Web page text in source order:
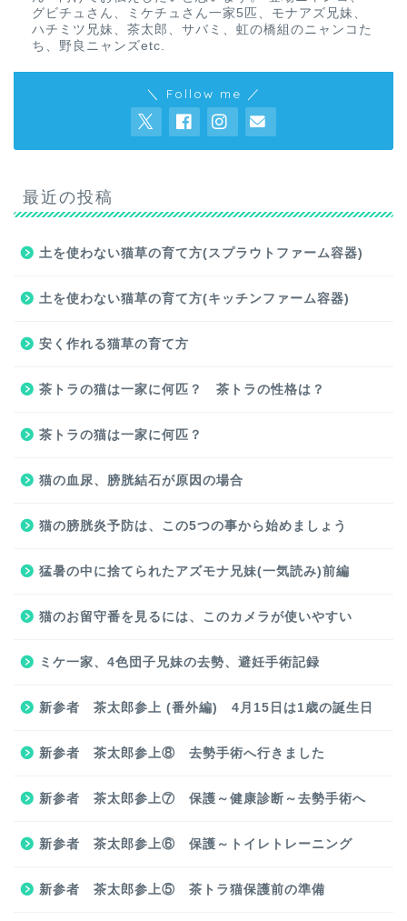
グビチュさん、ミケチュさん一家5匹、モナアズ兄妹、
ハチミツ兄妹、茶太郎、サバミ、虹の橋組のニャンコた
ち、野良ニャンズetc.
＼ Follow me ／
最近の投稿
土を使わない猫草の育て方(スプラウトファーム容器)
土を使わない猫草の育て方(キッチンファーム容器)
安く作れる猫草の育て方
茶トラの猫は一家に何匹？ 茶トラの性格は？
茶トラの猫は一家に何匹？
猫の血尿、膀胱結石が原因の場合
猫の膀胱炎予防は、この5つの事から始めましょう
猛暑の中に捨てられたアズモナ兄妹(一気読み)前編
猫のお留守番を見るには、このカメラが使いやすい
ミケ一家、4色団子兄妹の去勢、避妊手術記録
新参者 茶太郎参上 (番外編) 4月15日は1歳の誕生日
新参者 茶太郎参上⑧ 去勢手術へ行きました
新参者 茶太郎参上⑦ 保護～健康診断～去勢手術へ
新参者 茶太郎参上⑥ 保護～トイレトレーニング
新参者 茶太郎参上⑤ 茶トラ猫保護前の準備